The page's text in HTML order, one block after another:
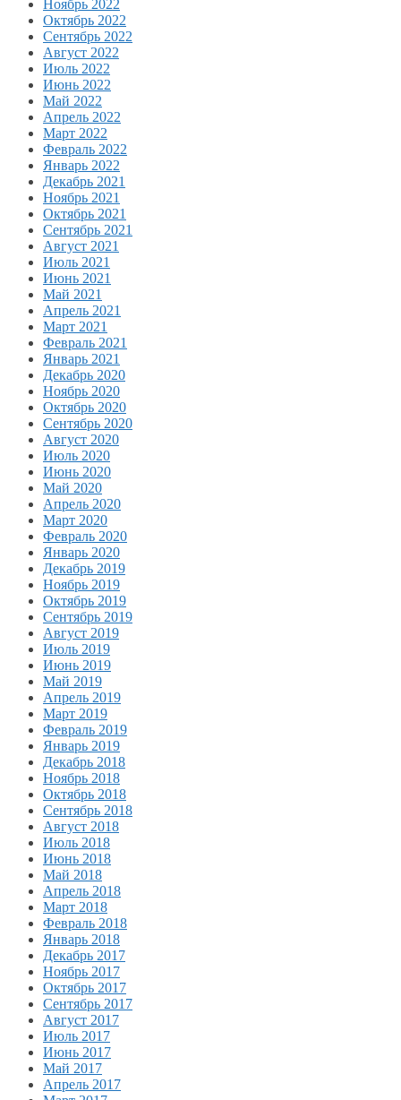
Ноябрь 2022
Октябрь 2022
Сентябрь 2022
Август 2022
Июль 2022
Июнь 2022
Май 2022
Апрель 2022
Март 2022
Февраль 2022
Январь 2022
Декабрь 2021
Ноябрь 2021
Октябрь 2021
Сентябрь 2021
Август 2021
Июль 2021
Июнь 2021
Май 2021
Апрель 2021
Март 2021
Февраль 2021
Январь 2021
Декабрь 2020
Ноябрь 2020
Октябрь 2020
Сентябрь 2020
Август 2020
Июль 2020
Июнь 2020
Май 2020
Апрель 2020
Март 2020
Февраль 2020
Январь 2020
Декабрь 2019
Ноябрь 2019
Октябрь 2019
Сентябрь 2019
Август 2019
Июль 2019
Июнь 2019
Май 2019
Апрель 2019
Март 2019
Февраль 2019
Январь 2019
Декабрь 2018
Ноябрь 2018
Октябрь 2018
Сентябрь 2018
Август 2018
Июль 2018
Июнь 2018
Май 2018
Апрель 2018
Март 2018
Февраль 2018
Январь 2018
Декабрь 2017
Ноябрь 2017
Октябрь 2017
Сентябрь 2017
Август 2017
Июль 2017
Июнь 2017
Май 2017
Апрель 2017